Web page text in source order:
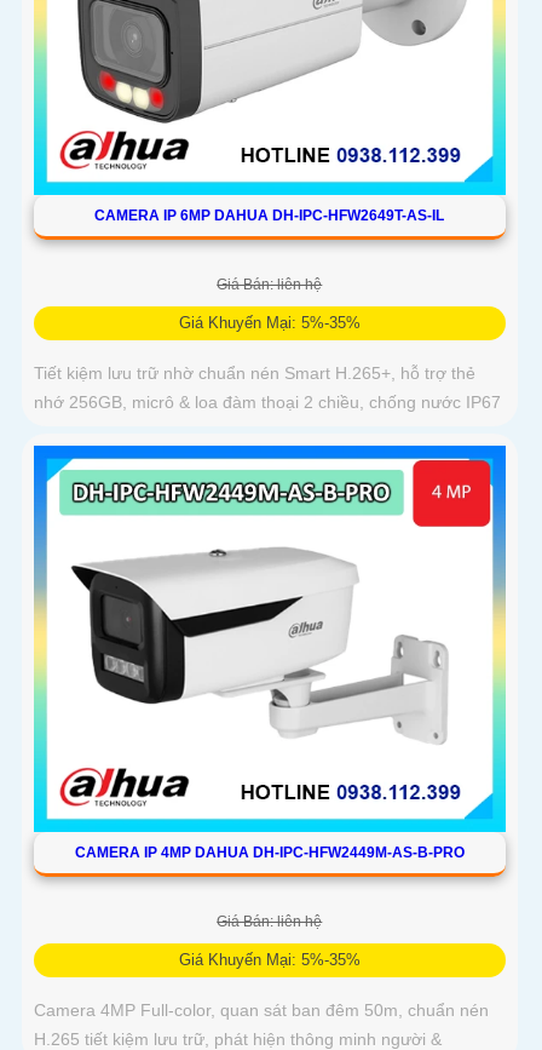
CAMERA IP 6MP DAHUA DH-IPC-HFW2649T-AS-IL
Giá Bán: liên hệ
Giá Khuyến Mại: 5%-35%
Tiết kiệm lưu trữ nhờ chuẩn nén Smart H.265+, hỗ trợ thẻ
nhớ 256GB, micrô & loa đàm thoại 2 chiều, chống nước IP67
CAMERA IP 4MP DAHUA DH-IPC-HFW2449M-AS-B-PRO
Giá Bán: liên hệ
Giá Khuyến Mại: 5%-35%
Camera 4MP Full-color, quan sát ban đêm 50m, chuẩn nén
H.265 tiết kiệm lưu trữ, phát hiện thông minh người &